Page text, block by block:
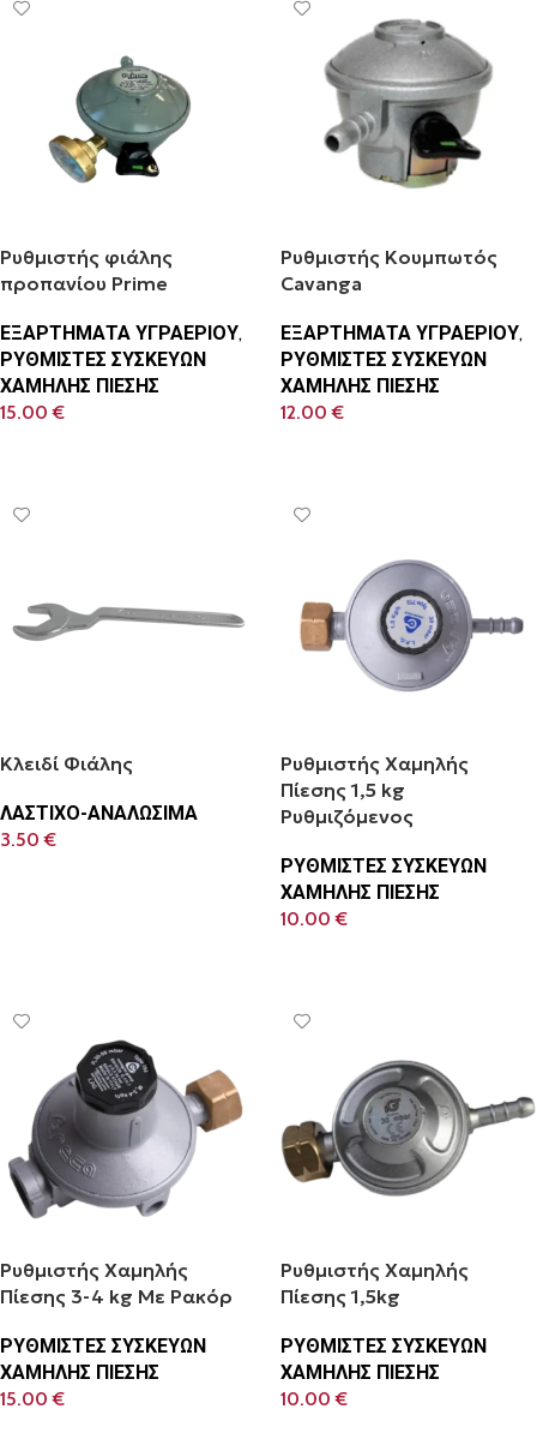
Ρυθμιστής φιάλης
προπανίου Prime
ΕΞΑΡΤΗΜΑΤΑ ΥΓΡΑΕΡΙΟΥ,
ΡΥΘΜΙΣΤΕΣ ΣΥΣΚΕΥΩΝ
ΧΑΜΗΛΗΣ ΠΙΕΣΗΣ
15.00€
Ρυθμιστής Κουμπωτός
Cavanga
ΕΞΑΡΤΗΜΑΤΑ ΥΓΡΑΕΡΙΟΥ,
ΡΥΘΜΙΣΤΕΣ ΣΥΣΚΕΥΩΝ
ΧΑΜΗΛΗΣ ΠΙΕΣΗΣ
12.00€
Κλειδί Φιάλης
ΛΑΣΤΙΧΟ-ΑΝΑΛΩΣΙΜΑ
3.50€
Ρυθμιστής Χαμηλής
Πίεσης 1,5 kg
Ρυθμιζόμενος
ΡΥΘΜΙΣΤΕΣ ΣΥΣΚΕΥΩΝ
ΧΑΜΗΛΗΣ ΠΙΕΣΗΣ
10.00€
Ρυθμιστής Χαμηλής
Πίεσης 3-4 kg Με Ρακόρ
ΡΥΘΜΙΣΤΕΣ ΣΥΣΚΕΥΩΝ
ΧΑΜΗΛΗΣ ΠΙΕΣΗΣ
15.00€
Ρυθμιστής Χαμηλής
Πίεσης 1,5kg
ΡΥΘΜΙΣΤΕΣ ΣΥΣΚΕΥΩΝ
ΧΑΜΗΛΗΣ ΠΙΕΣΗΣ
10.00€